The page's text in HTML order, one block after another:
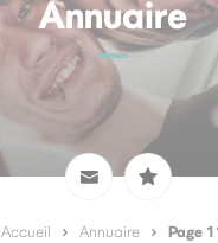
Actualités
Agenda
Nos grands
évènements
Annuaire
Accueil Annuaire Page